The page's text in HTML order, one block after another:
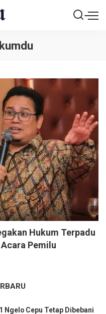
Hukum Terpadu
Pemilu
Ngelo Cepu Tetap Dibebani